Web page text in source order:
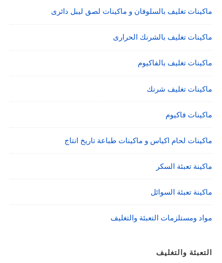
ماكينات تغليف بالسلوفان و ماكينات لصق ليبل دائرى
ماكينات تغليف بالشرنك الحرارى
ماكينات تغليف بالفاكيوم
ماكينات تغليف شرنك
ماكينات فاكيوم
ماكينات لحام اكياس و ماكينات طباعة تاريخ انتاج
ماكينة تعبئة السكر
ماكينة تعبئة السوائل
مواد ومستلزمات التعبئة والتغليف
التعبئة والتغليف